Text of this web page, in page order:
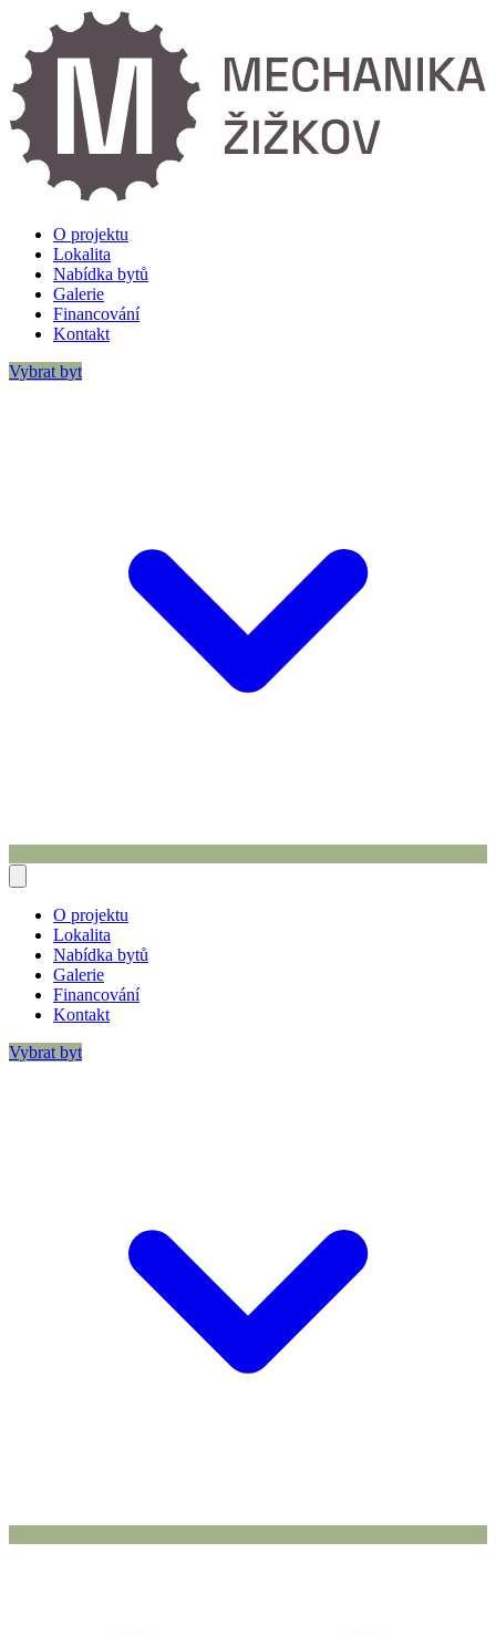
O projektu
Lokalita
Nabídka bytů
Galerie
Financování
Kontakt
Vybrat byt
O projektu
Lokalita
Nabídka bytů
Galerie
Financování
Kontakt
Vybrat byt